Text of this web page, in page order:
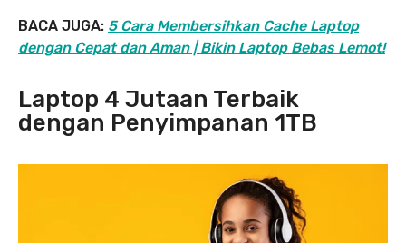
BACA JUGA: 5 Cara Membersihkan Cache Laptop
dengan Cepat dan Aman | Bikin Laptop Bebas Lemot!
Laptop 4 Jutaan Terbaik
dengan Penyimpanan 1TB